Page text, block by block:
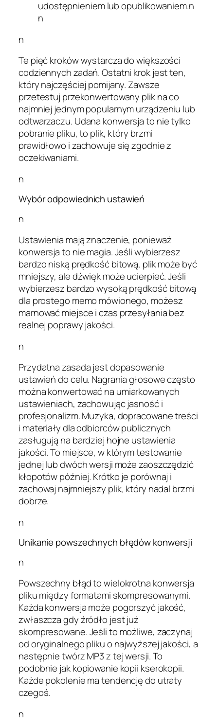
udostępnieniem lub opublikowaniem.n
n
n
Te pięć kroków wystarcza do większości
codziennych zadań. Ostatni krok jest ten,
który najczęściej pomijany. Zawsze
przetestuj przekonwertowany plik na co
najmniej jednym popularnym urządzeniu lub
odtwarzaczu. Udana konwersja to nie tylko
pobranie pliku, to plik, który brzmi
prawidłowo i zachowuje się zgodnie z
oczekiwaniami.
n
Wybór odpowiednich ustawień
n
Ustawienia mają znaczenie, ponieważ
konwersja to nie magia. Jeśli wybierzesz
bardzo niską prędkość bitową, plik może być
mniejszy, ale dźwięk może ucierpieć. Jeśli
wybierzesz bardzo wysoką prędkość bitową
dla prostego memo mówionego, możesz
marnować miejsce i czas przesyłania bez
realnej poprawy jakości.
n
Przydatna zasada jest dopasowanie
ustawień do celu. Nagrania głosowe często
można konwertować na umiarkowanych
ustawieniach, zachowując jasność i
profesjonalizm. Muzyka, dopracowane treści
i materiały dla odbiorców publicznych
zasługują na bardziej hojne ustawienia
jakości. To miejsce, w którym testowanie
jednej lub dwóch wersji może zaoszczędzić
kłopotów później. Krótko je porównaj i
zachowaj najmniejszy plik, który nadal brzmi
dobrze.
n
Unikanie powszechnych błędów konwersji
n
Powszechny błąd to wielokrotna konwersja
pliku między formatami skompresowanymi.
Każda konwersja może pogorszyć jakość,
zwłaszcza gdy źródło jest już
skompresowane. Jeśli to możliwe, zaczynaj
od oryginalnego pliku o najwyższej jakości, a
następnie twórz MP3 z tej wersji. To
podobnie jak kopiowanie kopii kserokopii.
Każde pokolenie ma tendencję do utraty
czegoś.
n